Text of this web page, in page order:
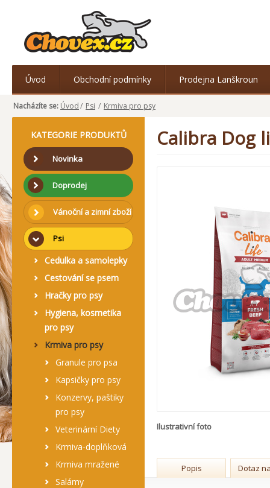
Úvod Obchodní podmínky Prodejna Lanškroun
Nacházíte se: Úvod/ Psi / Krmiva pro psy
KATEGORIE PRODUKTŮ
Novinka
Doprodej
Vánoční a zimní zboží
Psi
Cedulka a samolepky
Cestování se psem
Hračky pro psy
Hygiena, kosmetika
pro psy
Krmiva pro psy
Granule pro psa
Kapsičky pro psy
Konzervy, paštiky
pro psy
Veterinární Diety
Krmiva-doplňková
Krmiva mražené
Salámy
Calibra Dog
Ilustrativní foto
Popis Dotaz